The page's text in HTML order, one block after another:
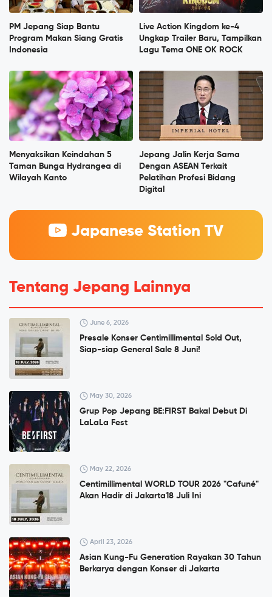
PM Jepang Siap Bantu
Program Makan Siang Gratis
Indonesia
Live Action Kingdom ke-4
Ungkap Trailer Baru, Tampilkan
Lagu Tema ONE OK ROCK
Menyaksikan Keindahan 5
Taman Bunga Hydrangea di
Wilayah Kanto
Jepang Jalin Kerja Sama
Dengan ASEAN Terkait
Pelatihan Profesi Bidang
Digital
Japanese Station TV
Tentang Jepang Lainnya
June 6, 2026
Presale Konser Centimillimental Sold Out,
Siap-siap General Sale 8 Juni!
May 30, 2026
Grup Pop Jepang BE:FIRST Bakal Debut Di
LaLaLa Fest
May 22, 2026
Centimillimental WORLD TOUR 2026 "Cafuné"
Akan Hadir di Jakarta18 Juli Ini
April 23, 2026
Asian Kung-Fu Generation Rayakan 30 Tahun
Berkarya dengan Konser di Jakarta